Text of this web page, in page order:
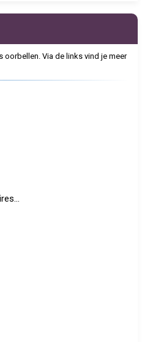
oorbellen. Via de links vind je meer